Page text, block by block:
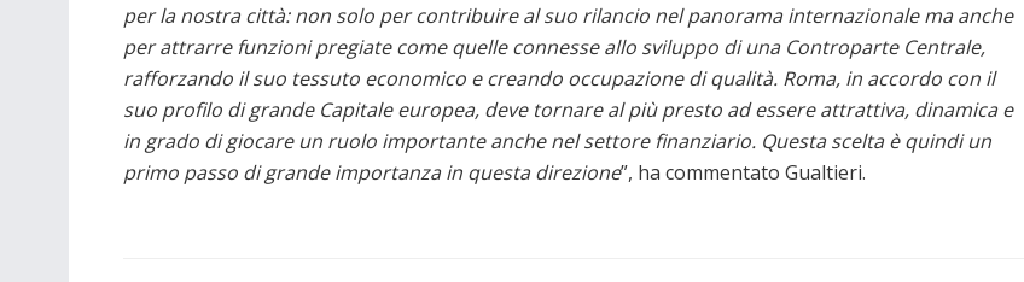
per la nostra città: non solo per contribuire al suo rilancio nel panorama internazionale ma anche
per attrarre funzioni pregiate come quelle connesse allo sviluppo di una Controparte Centrale,
rafforzando il suo tessuto economico e creando occupazione di qualità. Roma, in accordo con il
suo profilo di grande Capitale europea, deve tornare al più presto ad essere attrattiva, dinamica e
in grado di giocare un ruolo importante anche nel settore finanziario. Questa scelta è quindi un
primo passo di grande importanza in questa direzione”, ha commentato Gualtieri.